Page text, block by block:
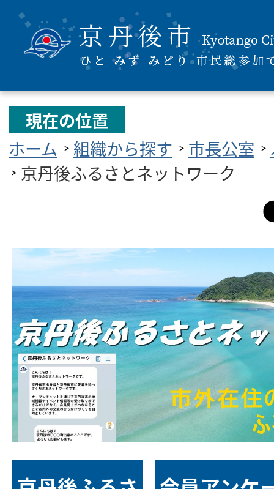
現在の位置
ホーム
組織から探す 市長公室
京丹後ふるさとネットワーク
丹
後
ふ
る
さ
と
ネ